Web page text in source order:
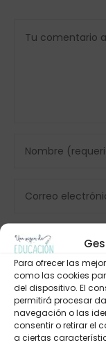
Para ofrecer las
como las cookies
del dispositivo. El
permitirá procesar
navegación o las
consentir o retirar el
a ciertas